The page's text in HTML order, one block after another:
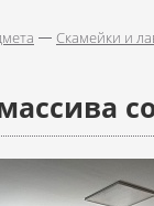
Скамейки и